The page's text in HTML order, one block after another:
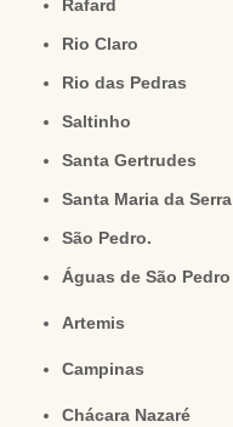
Rafard
Rio Claro
Rio das Pedras
Saltinho
Santa Gertrudes
Santa Maria da Serra
São Pedro.
Águas de São Pedro
Artemis
Campinas
Chácara Nazaré